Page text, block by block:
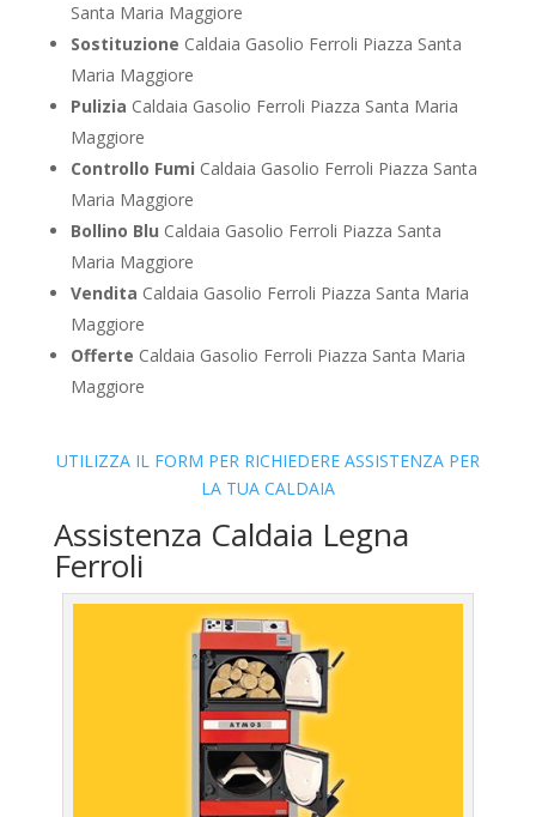
Santa Maria Maggiore
Sostituzione Caldaia Gasolio Ferroli Piazza Santa
Maria Maggiore
Pulizia Caldaia Gasolio Ferroli Piazza Santa Maria
Maggiore
Controllo Fumi Caldaia Gasolio Ferroli Piazza Santa
Maria Maggiore
Bollino Blu Caldaia Gasolio Ferroli Piazza Santa
Maria Maggiore
Vendita Caldaia Gasolio Ferroli Piazza Santa Maria
Maggiore
Offerte Caldaia Gasolio Ferroli Piazza Santa Maria
Maggiore
UTILIZZA IL FORM PER RICHIEDERE ASSISTENZA PER
LA TUA CALDAIA
Assistenza Caldaia Legna
Ferroli